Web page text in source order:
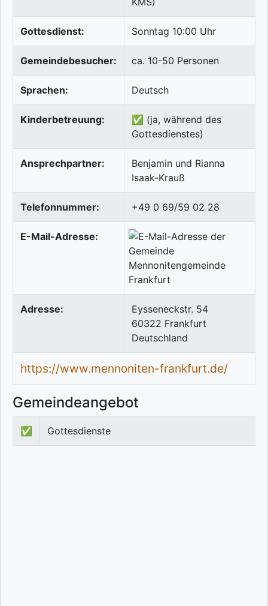
Gottesdienst: Sonntag 10:00 Uhr
Gemeindebesucher: ca. 10-50 Personen
Sprachen: Deutsch
Kinderbetreuung:
✅ (ja, während des
Gottesdienstes)
Ansprechpartner:
Benjamin und Rianna
Isaak-Krauß
Telefonnummer: +49 0 69/59 02 28
E-Mail-Adresse:
Adresse:
Eysseneckstr. 54
60322 Frankfurt
Deutschland
https://www.mennoniten-frankfurt.de/
Gemeindeangebot
✅ Gottesdienste